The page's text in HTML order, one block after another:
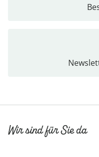
Wir sind für Sie da